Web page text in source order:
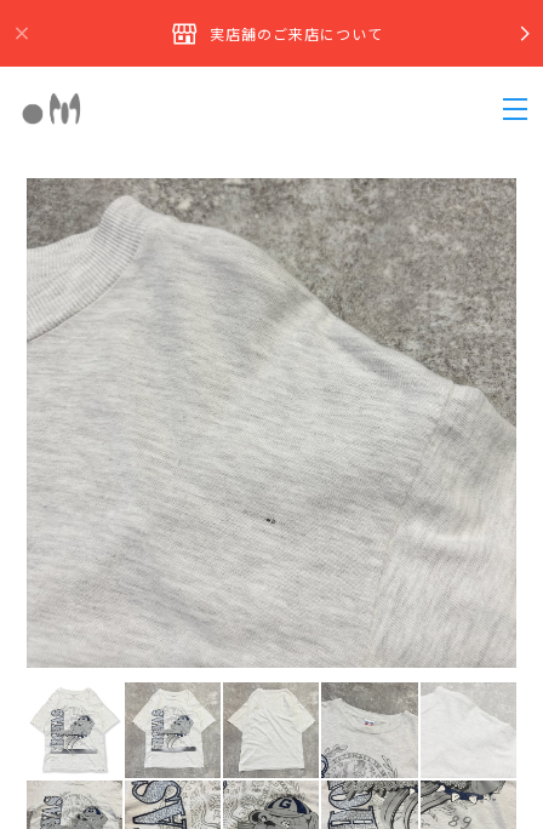
実店舗のご来店について